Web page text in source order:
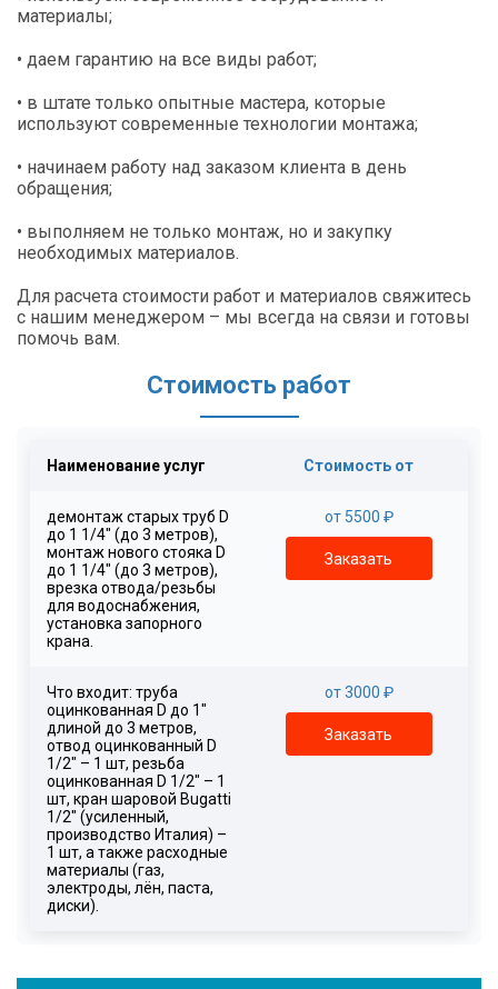
материалы;
• даем гарантию на все виды работ;
• в штате только опытные мастера, которые
используют современные технологии монтажа;
• начинаем работу над заказом клиента в день
обращения;
• выполняем не только монтаж, но и закупку
необходимых материалов.
Для расчета стоимости работ и материалов свяжитесь
с нашим менеджером – мы всегда на связи и готовы
помочь вам.
Стоимость работ
Наименование услуг Стоимость от
демонтаж старых труб D
до 1 1/4" (до 3 метров),
монтаж нового стояка D
до 1 1/4" (до 3 метров),
врезка отвода/резьбы
для водоснабжения,
установка запорного
крана.
от 5500 ₽
Заказать
Что входит: труба
оцинкованная D до 1"
длиной до 3 метров,
отвод оцинкованный D
1/2" – 1 шт, резьба
оцинкованная D 1/2" – 1
шт, кран шаровой Bugatti
1/2" (усиленный,
производство Италия) –
1 шт, а также расходные
материалы (газ,
электроды, лён, паста,
диски).
от 3000 ₽
Заказать